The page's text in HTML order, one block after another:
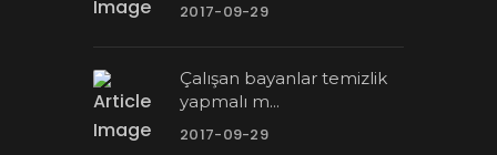
2017-09-29
Çalışan bayanlar temizlik
yapmalı m...
2017-09-29